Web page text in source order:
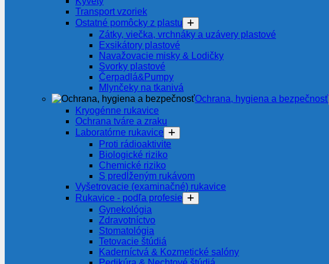
Transport vzoriek
Ostatné pomôcky z plastu
Zátky, viečka, vrchnáky a uzávery plastové
Exsikátory plastové
Navažovacie misky & Lodičky
Svorky plastové
Čerpadlá&Pumpy
Mlynčeky na tkanivá
Ochrana, hygiena a bezpečnosť
Kryogénne rukavice
Ochrana tváre a zraku
Laboratórne rukavice
Proti rádioaktivite
Biologické riziko
Chemické riziko
S predĺženým rukávom
Vyšetrovacie (examinačné) rukavice
Rukavice - podľa profesie
Gynekológia
Zdravotníctvo
Stomatológia
Tetovacie štúdiá
Kaderníctvá & Kozmetické salóny